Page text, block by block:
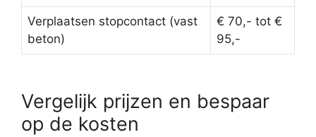
Verplaatsen stopcontact (vast
beton)
€ 70,- tot €
95,-
Vergelijk prijzen en bespaar
op de kosten